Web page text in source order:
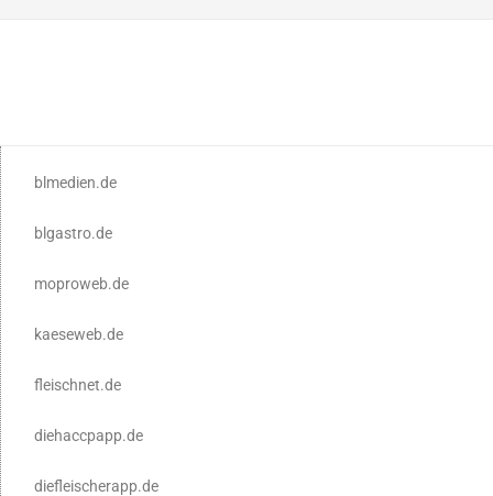
blmedien.de
blgastro.de
moproweb.de
kaeseweb.de
fleischnet.de
diehaccpapp.de
diefleischerapp.de